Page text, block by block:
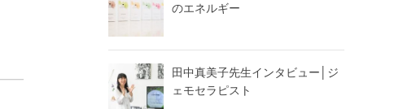
のエネルギー
田中真美子先生インタビュー│ジ
ェモセラピスト